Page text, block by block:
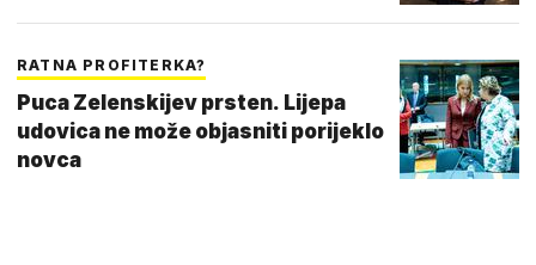
RATNA PROFITERKA?
Puca Zelenskijev prsten. Lijepa
udovica ne može objasniti porijeklo
novca